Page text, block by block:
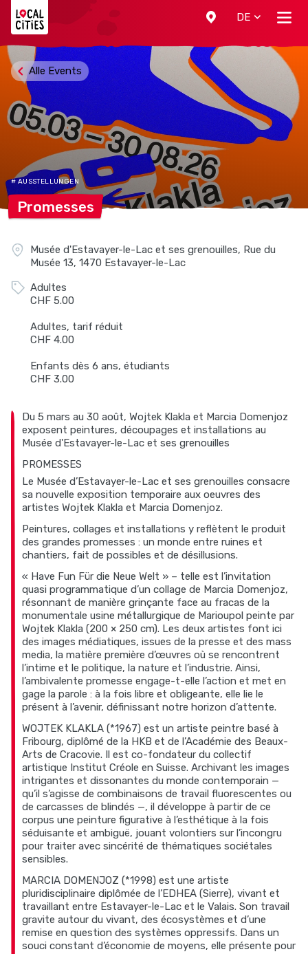
DE
Alle Events
# AUSSTELLUNGEN
Promesses
Musée d'Estavayer-le-Lac et ses grenouilles, Rue du
Musée 13, 1470 Estavayer-le-Lac
Adultes
CHF 5.00
Adultes, tarif réduit
CHF 4.00
Enfants dès 6 ans, étudiants
CHF 3.00
Du 5 mars au 30 août, Wojtek Klakla et Marcia Domenjoz
exposent peintures, découpages et installations au
Musée d'Estavayer-le-Lac et ses grenouilles
PROMESSES
Le Musée d’Estavayer-le-Lac et ses grenouilles consacre
sa nouvelle exposition temporaire aux oeuvres des
artistes Wojtek Klakla et Marcia Domenjoz.
Peintures, collages et installations y reflètent le produit
des grandes promesses : un monde entre ruines et
chantiers, fait de possibles et de désillusions.
« Have Fun Für die Neue Welt » – telle est l’invitation
quasi programmatique d’un collage de Marcia Domenjoz,
résonnant de manière grinçante face au fracas de la
monumentale usine métallurgique de Marioupol peinte par
Wojtek Klakla (200 × 250 cm). Les deux artistes font ici
des images médiatiques, issues de la presse et des mass
media, la matière première d’œuvres où se rencontrent
l’intime et le politique, la nature et l’industrie. Ainsi,
l’ambivalente promesse engage-t-elle l’action et met en
gage la parole : à la fois libre et obligeante, elle lie le
présent à l’avenir, définissant notre horizon d’attente.
WOJTEK KLAKLA (*1967) est un artiste peintre basé à
Fribourg, diplômé de la HKB et de l’Académie des Beaux-
Arts de Cracovie. Il est co-fondateur du collectif
artistique Institut Créole en Suisse. Archivant les images
intrigantes et dissonantes du monde contemporain —
qu’il s’agisse de combinaisons de travail fluorescentes ou
de carcasses de blindés —, il développe à partir de ce
corpus une peinture figurative à l’esthétique à la fois
séduisante et ambiguë, jouant volontiers sur l’incongru
pour traiter avec sincérité de thématiques sociétales
sensibles.
MARCIA DOMENJOZ (*1998) est une artiste
pluridisciplinaire diplômée de l’EDHEA (Sierre), vivant et
travaillant entre Estavayer-le-Lac et le Valais. Son travail
gravite autour du vivant, des écosystèmes et d’une
remise en question des systèmes oppressifs. Dans un
souci constant d’économie de moyens, elle présente pour